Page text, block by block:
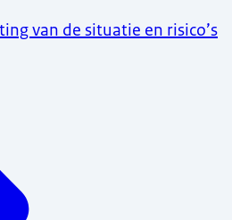
van de situatie en risico’s